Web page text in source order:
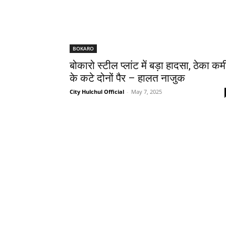
BOKARO
बोकारो स्टील प्लांट में बड़ा हादसा, ठेका
के कटे दोनों पैर – हालत नाजुक
City Hulchul Official - May 7, 2025